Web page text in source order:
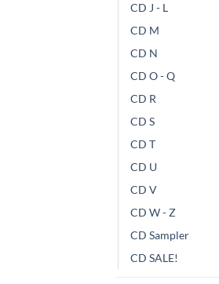
CD J - L
CD M
CD N
CD O - Q
CD R
CD S
CD T
CD U
CD V
CD W - Z
CD Sampler
CD SALE!